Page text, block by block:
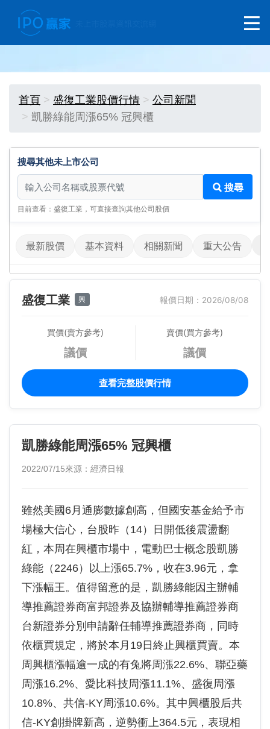
首頁 盛復工業股價行情
公司新聞
凱勝綠能周漲65% 冠興櫃
搜尋其他未上市公司
搜尋其他未上市公司
搜尋
目前查看：盛復工業，可直接查詢其他公司股價
最新股價 基本資料 相關新聞 重大公告
盛復工業 興 報價日期：2026/08/08
買價(賣方參考)
議價
賣價(買方參考)
議價
查看完整股價行情
凱勝綠能周漲65% 冠興櫃
2022/07/15來源：經濟日報
雖然美國6月通膨數據創高，但國安基金給予市
場極大信心，台股昨（14）日開低後震盪翻
紅，本周在興櫃市場中，電動巴士概念股凱勝
綠能（2246）以上漲65.7%，收在3.96元，拿
下漲幅王。值得留意的是，凱勝綠能因主辦輔
導推薦證券商富邦證券及協辦輔導推薦證券商
台新證券分別申請辭任輔導推薦證券商，同時
依櫃買規定，將於本月19日終止興櫃買賣。本
周興櫃漲幅逾一成的有兔將周漲22.6%、聯亞藥
周漲16.2%、愛比科技周漲11.1%、盛復周漲
10.8%、共信-KY周漲10.6%。其中興櫃股后共
信-KY創掛牌新高，逆勢衝上364.5元，表現相